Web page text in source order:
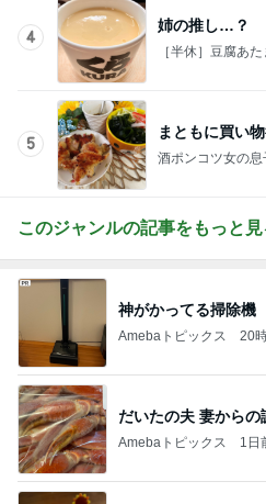
4
姉の推し…？
［半休］豆腐あ
5
まともに買い
酒ポンコツ女の
このジャンルの記事をもっと見
神がかってる掃除機
Amebaトピックス 20
だいたの夫 妻からの
Amebaトピックス 1日